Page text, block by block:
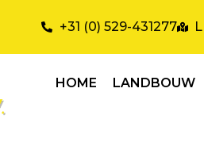
+31 (0) 529-431277
HOME LANDBOUW